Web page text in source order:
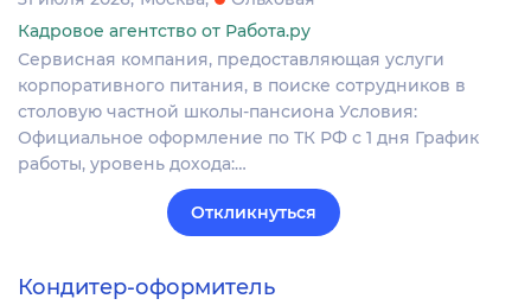
Кадровое агентство от Работа.ру
Сервисная компания, предоставляющая услуги
корпоративного питания, в поиске сотрудников в
столовую частной школы-пансиона Условия:
Официальное оформление по ТК РФ с 1 дня График
работы, уровень дохода:…
Откликнуться
Кондитер-оформитель